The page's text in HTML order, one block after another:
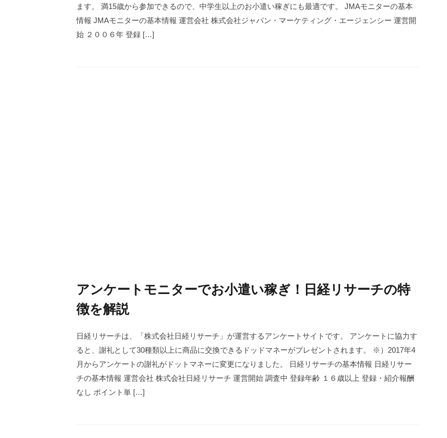
ます。 満15歳から参加できるので、中学生以上のお小遣い稼ぎにも最適です。 JMAモニターの基本
情報 JMAモニターの基本情報 運営会社 株式会社ジャパン・マーケティング・エージェンシー 運営開
始 ２００６年 登録 […]
アンケートモニターでお小遣い稼ぎ！日経リサーチの特
徴を解説
日経リサーチは、「株式会社日経リサーチ」が運営するアンケートサイトです。 アンケートに協力す
ると、謝礼として30種類以上に商品に交換できるドッドマネーがプレゼントされます。 ※）2017年4
月からアンケートの謝礼がドットマネーに変更になりました。 日経リサーチの基本情報 日経リサー
チの基本情報 運営会社 株式会社日経リサーチ 運営開始 調査中 登録年齢 １６歳以上 登録・紹介報酬
なし ポイント単 […]